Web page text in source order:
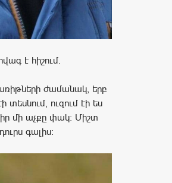
է հիշում.
ժամանակ, երբ
ուզում էի ես
իր մի աչքը փակ: Միշտ
գալիս: